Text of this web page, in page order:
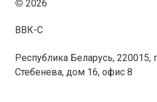
© 2026
ВВК-С
Республика Беларусь, 220015,
Стебенева, дом 16, офис 8